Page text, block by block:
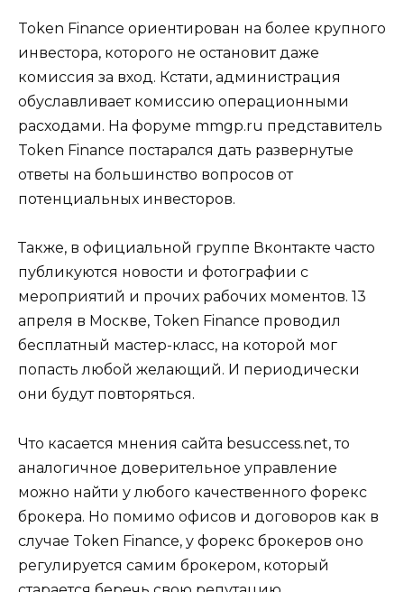
Token Finance ориентирован на более крупного
инвестора, которого не остановит даже
комиссия за вход. Кстати, администрация
обуславливает комиссию операционными
расходами. На форуме mmgp.ru представитель
Token Finance постарался дать развернутые
ответы на большинство вопросов от
потенциальных инвесторов.
Также, в официальной группе Вконтакте часто
публикуются новости и фотографии с
мероприятий и прочих рабочих моментов. 13
апреля в Москве, Token Finance проводил
бесплатный мастер-класс, на которой мог
попасть любой желающий. И периодически
они будут повторяться.
Что касается мнения сайта besuccess.net, то
аналогичное доверительное управление
можно найти у любого качественного форекс
брокера. Но помимо офисов и договоров как в
случае Token Finance, у форекс брокеров оно
регулируется самим брокером, который